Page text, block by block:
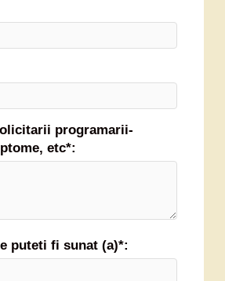
programarii-
etc*:
puteti fi sunat (a)*: